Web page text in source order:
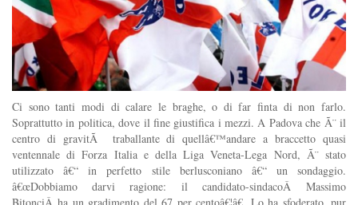
Ci sono tanti modi di calare le braghe, o di far finta di non farlo.
Soprattutto in politica, dove il fine giustifica i mezzi. A Padova che Ã¨ il
centro di gravitÃ traballante di quellâ€™andare a braccetto quasi
ventennale di Forza Italia e della Liga Veneta-Lega Nord, Ã¨ stato
utilizzato â€“ in perfetto stile berlusconiano â€“ un sondaggio.
â€œDobbiamo darvi ragione: il candidato-sindacoÂ Massimo